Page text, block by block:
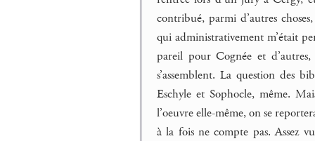
contribué, parmi d’autres
qui administrativement m’était
pareil pour Cognée et
s’assemblent. La question des
Eschyle et Sophocle, même.
l’oeuvre elle-même, on se
à la fois ne compte pas. Assez